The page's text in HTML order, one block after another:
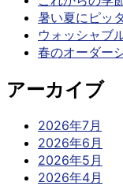
暑い夏にピッ
ウォッシャブ
春のオーダー
アーカイブ
2026年7月
2026年6月
2026年5月
2026年4月